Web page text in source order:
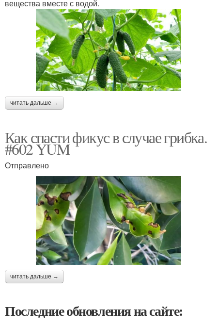
вещества вместе с водой.
читать дальше →
Как спасти фикус в случае грибка.
#602 YUM
Отправлено
читать дальше →
Последние обновления на сайте: